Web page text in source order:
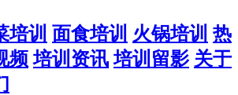
培训 面食培训 火锅培训 热
频 培训资讯 培训留影 关于